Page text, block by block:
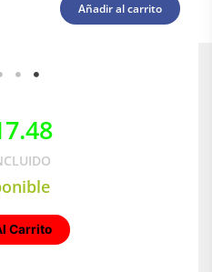
Añadir al carrito
Carrito